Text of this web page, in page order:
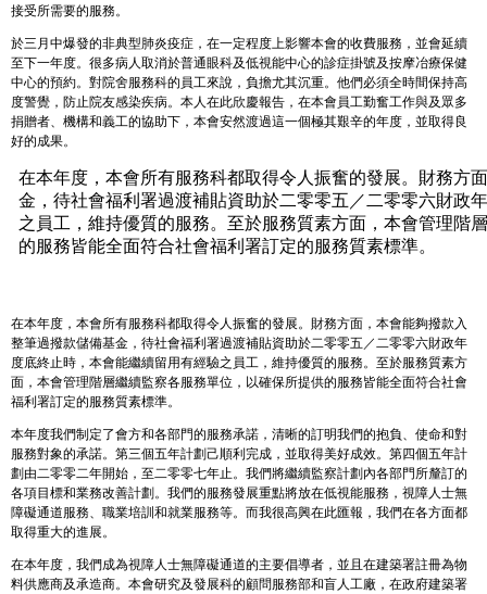
接受所需要的服務。
於三月中爆發的非典型肺炎疫症，在一定程度上影響本會的收費服務，並會延續
至下一年度。很多病人取消於普通眼科及低視能中心的診症掛號及按摩冶療保健
中心的預約。對院舍服務科的員工來說，負擔尤其沉重。他們必須全時間保持高
度警覺，防止院友感染疾病。本人在此欣慶報告，在本會員工勤奮工作與及眾多
捐贈者、機構和義工的協助下，本會安然渡過這一個極其艱辛的年度，並取得良
好的成果。
在本年度，本會所有服務科都取得令人振奮的發展。財務方
金，待社會福利署過渡補貼資助於二零零五／二零零六財政
之員工，維持優質的服務。至於服務質素方面，本會管理階
的服務皆能全面符合社會福利署訂定的服務質素標準。
在本年度，本會所有服務科都取得令人振奮的發展。財務方面，本會能夠撥款入
整筆過撥款儲備基金，待社會福利署過渡補貼資助於二零零五／二零零六財政年
度底終止時，本會能繼續留用有經驗之員工，維持優質的服務。至於服務質素方
面，本會管理階層繼續監察各服務單位，以確保所提供的服務皆能全面符合社會
福利署訂定的服務質素標準。
本年度我們制定了會方和各部門的服務承諾，清晰的訂明我們的抱負、使命和對
服務對象的承諾。第三個五年計劃己順利完成，並取得美好成效。第四個五年計
劃由二零零二年開始，至二零零七年止。我們將繼續監察計劃內各部門所釐訂的
各項目標和業務改善計劃。我們的服務發展重點將放在低視能服務，視障人士無
障礙通道服務、職業培訓和就業服務等。而我很高興在此匯報，我們在各方面都
取得重大的進展。
在本年度，我們成為視障人士無障礙通道的主要倡導者，並且在建築署註冊為物
料供應商及承造商。本會研究及發展科的顧問服務部和盲人工廠，在政府建築署